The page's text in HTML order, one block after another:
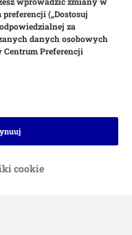
Przelew
(„Dostosuj
za
danych osobowych
Centrum Preferencji
cookie